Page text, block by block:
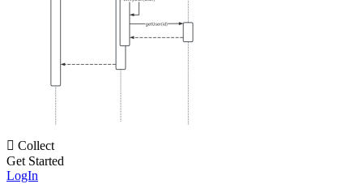
 Collect
Get Started
LogIn